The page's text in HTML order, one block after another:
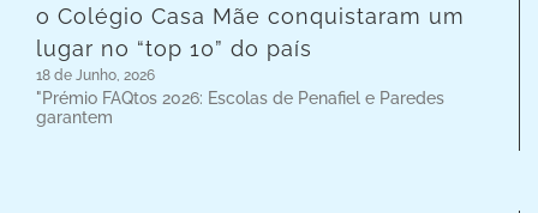
o Colégio Casa Mãe conquistaram um
lugar no “top 10” do país
18 de Junho, 2026
"Prémio FAQtos 2026: Escolas de Penafiel e Paredes
garantem